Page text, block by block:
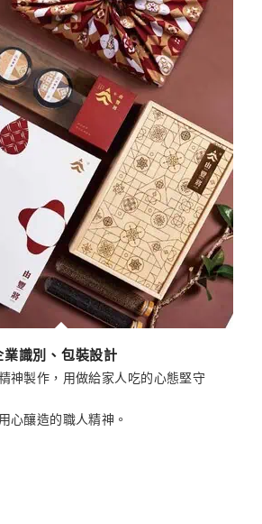
識別、包裝設計
神製作，用做給家人吃的心態堅守
心釀造的職人精神。